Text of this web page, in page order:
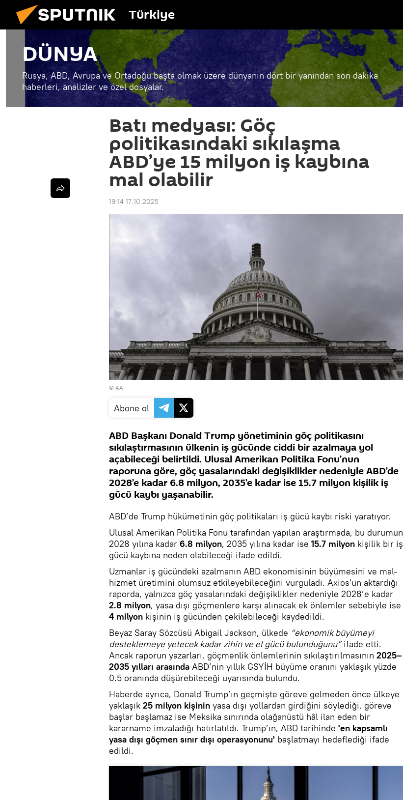
Türkiye
DÜNYA
Rusya, ABD, Avrupa ve Ortadoğu başta olmak üzere dünyanın dört bir yanından son dakika
haberleri, analizler ve özel dosyalar.
Batı medyası: Göç
politikasındaki sıkılaşma
ABD’ye 15 milyon iş kaybına
mal olabilir
19:14 17.10.2025
© AA
Abone ol
ABD Başkanı Donald Trump yönetiminin göç politikasını
sıkılaştırmasının ülkenin iş gücünde ciddi bir azalmaya yol
açabileceği belirtildi. Ulusal Amerikan Politika Fonu’nun
raporuna göre, göç yasalarındaki değişiklikler nedeniyle ABD’de
2028’e kadar 6.8 milyon, 2035’e kadar ise 15.7 milyon kişilik iş
gücü kaybı yaşanabilir.
ABD’de Trump hükümetinin göç politikaları iş gücü kaybı riski yaratıyor.
Ulusal Amerikan Politika Fonu tarafından yapılan araştırmada, bu durumun
2028 yılına kadar 6.8 milyon, 2035 yılına kadar ise 15.7 milyon kişilik bir iş
gücü kaybına neden olabileceği ifade edildi.
Uzmanlar iş gücündeki azalmanın ABD ekonomisinin büyümesini ve mal-
hizmet üretimini olumsuz etkileyebileceğini vurguladı. Axios'un aktardığı
raporda, yalnızca göç yasalarındaki değişiklikler nedeniyle 2028’e kadar
2.8 milyon, yasa dışı göçmenlere karşı alınacak ek önlemler sebebiyle ise
4 milyon kişinin iş gücünden çekilebileceği kaydedildi.
Beyaz Saray Sözcüsü Abigail Jackson, ülkede “ekonomik büyümeyi
desteklemeye yetecek kadar zihin ve el gücü bulunduğunu”ifade etti.
Ancak raporun yazarları, göçmenlik önlemlerinin sıkılaştırılmasının 2025–
2035 yılları arasında ABD’nin yıllık GSYİH büyüme oranını yaklaşık yüzde
0.5 oranında düşürebileceği uyarısında bulundu.
Haberde ayrıca, Donald Trump’ın geçmişte göreve gelmeden önce ülkeye
yaklaşık 25 milyon kişinin yasa dışı yollardan girdiğini söylediği, göreve
başlar başlamaz ise Meksika sınırında olağanüstü hâl ilan eden bir
kararname imzaladığı hatırlatıldı. Trump’ın, ABD tarihinde 'en kapsamlı
yasa dışı göçmen sınır dışı operasyonunu' başlatmayı hedeflediği ifade
edildi.